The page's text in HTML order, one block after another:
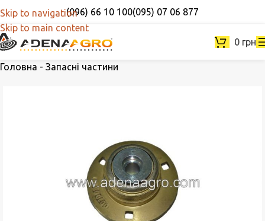
Skip to navigation
Skip to main content
(096) 66 10 100(095) 07 06 877
0 грн
Головна - Запасні частини